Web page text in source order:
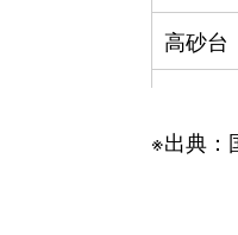
高砂台
錦町
※出典：